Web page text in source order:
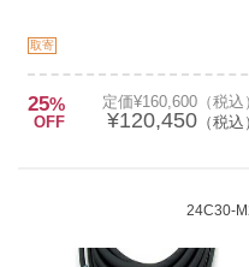
取寄
25%
OFF
定価¥160,600（税込
¥120,450（税込
24C30-